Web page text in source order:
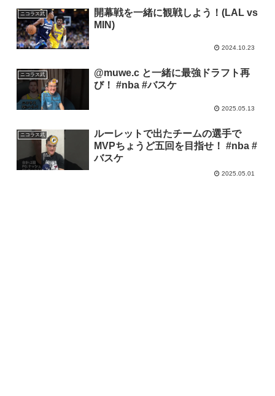
ニコラス武
開幕戦を一緒に観戦しよう！(LAL vs
MIN)
2024.10.23
ニコラス武
@muwe.c と一緒に最強ドラフト再
び！ #nba #バスケ
2025.05.13
ニコラス武
ルーレットで出たチームの選手で
MVPちょうど五回を目指せ！ #nba #
バスケ
2025.05.01